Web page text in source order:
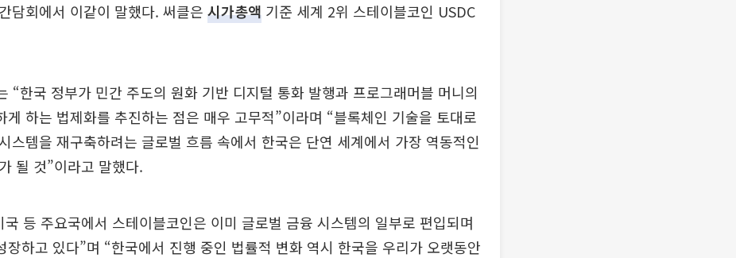
담회에서 이같이 말했다. 써클은 시가총액 기준 세계 2위 스테이블코인 USDC
“한국 정부가 민간 주도의 원화 기반 디지털 통화 발행과 프로그래머블 머니의
게 하는 법제화를 추진하는 점은 매우 고무적”이라며 “블록체인 기술을 토대로
스템을 재구축하려는 글로벌 흐름 속에서 한국은 단연 세계에서 가장 역동적인
될 것”이라고 말했다.
국 등 주요국에서 스테이블코인은 이미 글로벌 금융 시스템의 일부로 편입되며
장하고 있다”며 “한국에서 진행 중인 법률적 변화 역시 한국을 우리가 오랫동안